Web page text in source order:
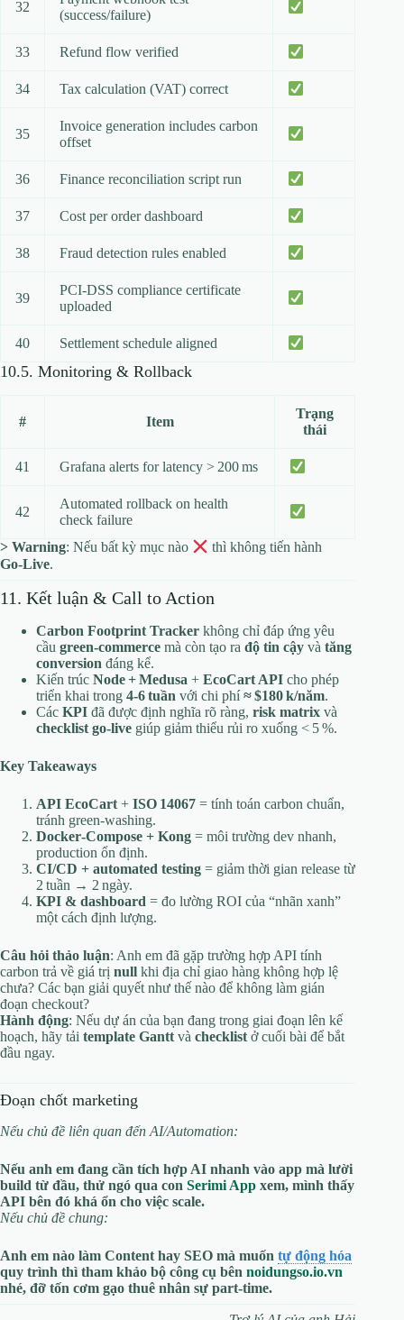
32
(success/failure)
33 Refund flow verified
34 Tax calculation (VAT) correct
35
Invoice generation includes carbon
offset
36 Finance reconciliation script run
37 Cost per order dashboard
38 Fraud detection rules enabled
39
PCI‑DSS compliance certificate
uploaded
40 Settlement schedule aligned
10.5. Monitoring & Rollback
# Item
Trạng
thái
41 Grafana alerts for latency > 200 ms
42
Automated rollback on health
check failure
> Warning: Nếu bất kỳ mục nào
thì không tiến hành
Go‑Live.
11. Kết luận & Call to Action
Carbon Footprint Tracker không chỉ đáp ứng yêu
cầu green‑commerce mà còn tạo ra độ tin cậy và tăng
conversion đáng kể.
Kiến trúc Node + Medusa + EcoCart API cho phép
triển khai trong 4‑6 tuần với chi phí≈ $180 k/năm.
Các KPI đã được định nghĩa rõ ràng, risk matrix và
checklist go‑live giúp giảm thiểu rủi ro xuống < 5 %.
Key Takeaways
API EcoCart + ISO 14067 = tính toán carbon chuẩn,
tránh green‑washing.
Docker‑Compose + Kong = môi trường dev nhanh,
production ổn định.
CI/CD + automated testing = giảm thời gian release từ
2 tuần → 2 ngày.
KPI & dashboard = đo lường ROI của “nhãn xanh”
một cách định lượng.
Câu hỏi thảo luận: Anh em đã gặp trường hợp API tính
carbon trả về giá trị null khi địa chỉ giao hàng không hợp lệ
chưa? Các bạn giải quyết như thế nào để không làm gián
đoạn checkout?
Hành động: Nếu dự án của bạn đang trong giai đoạn lên kế
hoạch, hãy tải template Gantt và checklist ở cuối bài để bắt
đầu ngay.
Đoạn chốt marketing
Nếu chủ đề liên quan đến AI/Automation:
Nếu anh em đang cần tích hợp AI nhanh vào app mà lười
build từ đầu, thử ngó qua con Serimi App xem, mình thấy
API bên đó khá ổn cho việc scale.
Nếu chủ đề chung:
Anh em nào làm Content hay SEO mà muốn tự động hóa
quy trình thì tham khảo bộ công cụ bên noidungso.io.vn
nhé, đỡ tốn cơm gạo thuê nhân sự part‑time.